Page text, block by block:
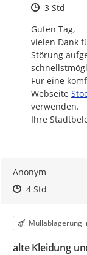
Zeitpunkt
3 Std
Guten Tag,
vielen Dank
Störung
Für eine
Webseite
verwenden.
Ihre
Anonym
Zeitpunkt des
Zeitpunkt des
4 StdZur
Kategorie
Müllablagerung
alte Kleidung